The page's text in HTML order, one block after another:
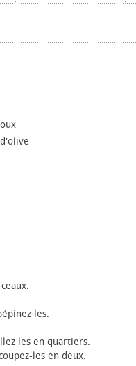
les.
les en quartiers.
les en deux.